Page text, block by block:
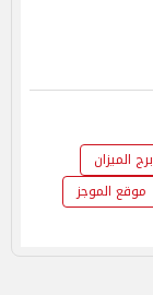
برج الميزان
موقع الموجز